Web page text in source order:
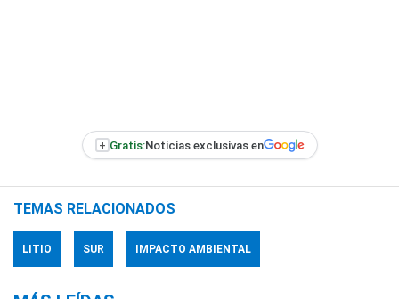
+ Gratis:Noticias exclusivas en
TEMAS RELACIONADOS
LITIO SUR IMPACTO AMBIENTAL